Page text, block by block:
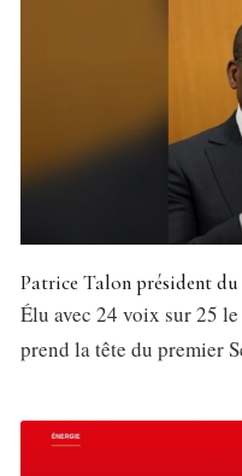
Patrice Talon président du
Élu avec 24 voix sur 25
prend la tête du premier